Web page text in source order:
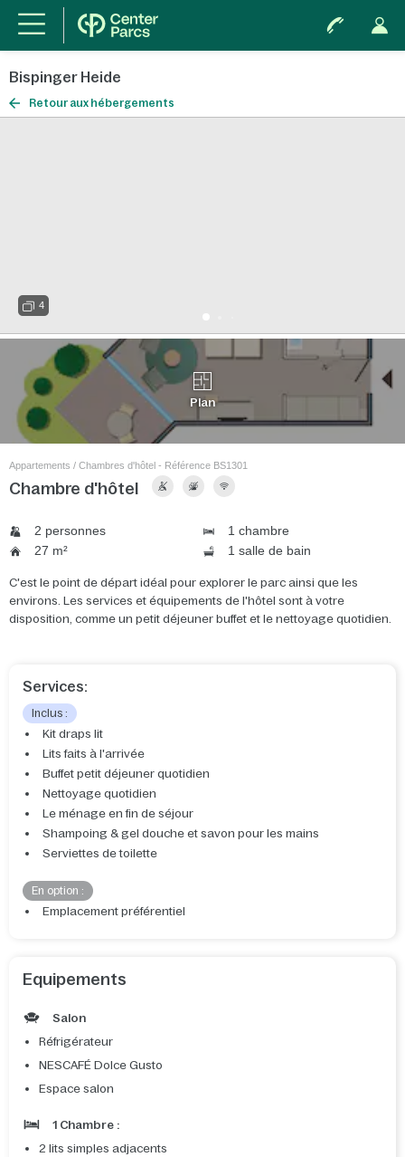
Bispinger Heide
Retour aux hébergements
4
Plan
Appartements / Chambres d'hôtel - Référence BS1301
Chambre d'hôtel
2 personnes
1 chambre
27 m²
1 salle de bain
C'est le point de départ idéal pour explorer le parc ainsi que les
environs. Les services et équipements de l'hôtel sont à votre
disposition, comme un petit déjeuner buffet et le nettoyage quotidien.
Services:
Inclus :
Kit draps lit
Lits faits à l'arrivée
Buffet petit déjeuner quotidien
Nettoyage quotidien
Le ménage en fin de séjour
Shampoing & gel douche et savon pour les mains
Serviettes de toilette
En option :
Emplacement préférentiel
Equipements
Salon
Réfrigérateur
NESCAFÉ Dolce Gusto
Espace salon
1 Chambre :
2 lits simples adjacents